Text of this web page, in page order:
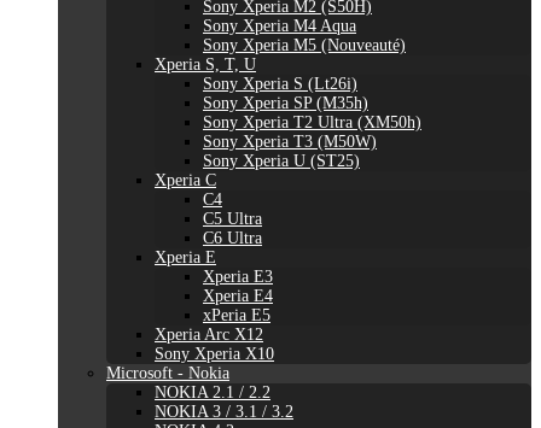
Sony Xperia M2 (S50H)
Sony Xperia M4 Aqua
Sony Xperia M5 (Nouveauté)
Xperia S, T, U
Sony Xperia S (Lt26i)
Sony Xperia SP (M35h)
Sony Xperia T2 Ultra (XM50h)
Sony Xperia T3 (M50W)
Sony Xperia U (ST25)
Xperia C
C4
C5 Ultra
C6 Ultra
Xperia E
Xperia E3
Xperia E4
xPeria E5
Xperia Arc X12
Sony Xperia X10
Microsoft - Nokia
NOKIA 2.1 / 2.2
NOKIA 3 / 3.1 / 3.2